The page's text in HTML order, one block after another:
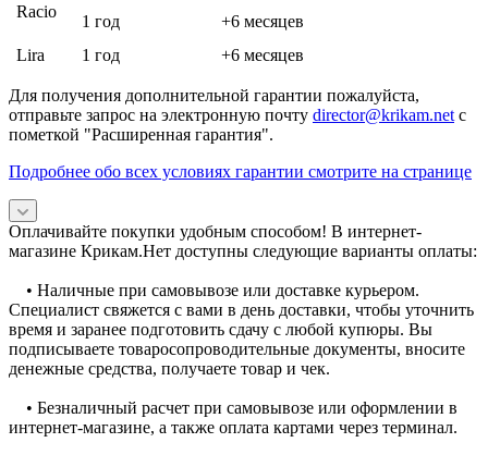
Racio
1 год
+6 месяцев
Lira
1 год +6 месяцев
Для получения дополнительной гарантии пожалуйста,
отправьте запрос на электронную почту director@krikam.net с
пометкой "Расширенная гарантия".
Подробнее обо всех условиях гарантии смотрите на странице
Оплачивайте покупки удобным способом! В интернет-
магазине Крикам.Нет доступны следующие варианты оплаты:
• Наличные при самовывозе или доставке курьером.
Специалист свяжется с вами в день доставки, чтобы уточнить
время и заранее подготовить сдачу с любой купюры. Вы
подписываете товаросопроводительные документы, вносите
денежные средства, получаете товар и чек.
• Безналичный расчет при самовывозе или оформлении в
интернет-магазине, а также оплата картами через терминал.